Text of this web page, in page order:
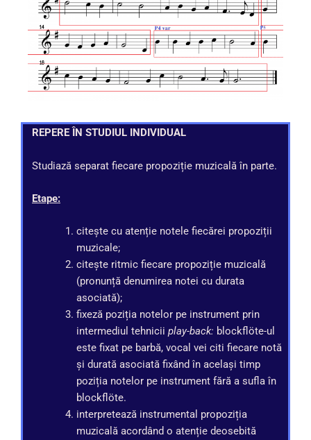
REPERE ÎN STUDIUL INDIVIDUAL
Studiază separat fiecare propoziție muzicală în parte.
Etape:
citește cu atenție notele fiecărei propoziții
muzicale;
citește ritmic fiecare propoziție muzicală
(pronunță denumirea notei cu durata
asociată);
fixeză poziția notelor pe instrument prin
intermediul tehnicii play-back: blockflöte-ul
este fixat pe barbă, vocal vei citi fiecare notă
și durată asociată fixând în același timp
poziția notelor pe instrument fără a sufla în
blockflöte.
interpretează instrumental propoziția
muzicală acordând o atenție deosebită